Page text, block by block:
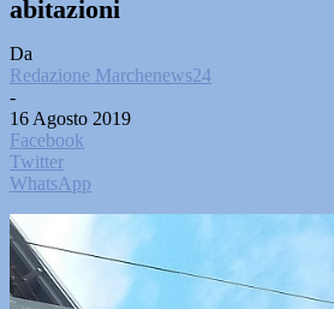
abitazioni
Da
Redazione Marchenews24
-
16 Agosto 2019
Facebook
Twitter
WhatsApp